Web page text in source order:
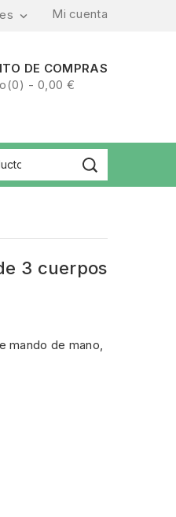
Mi cuenta
es 
DE COMPRAS
- 0,00 €
3 cuerpos
mando de mano,